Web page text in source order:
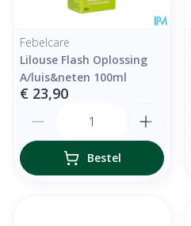
Febelcare
Lilouse Flash Oplossing
A/luis&neten 100ml
€ 23,90
Bestel